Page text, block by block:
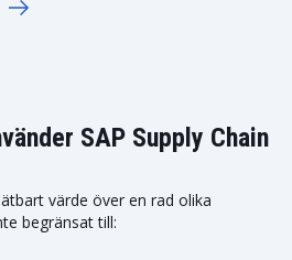
SAP Supply Chain
värde över en rad olika
begränsat till: